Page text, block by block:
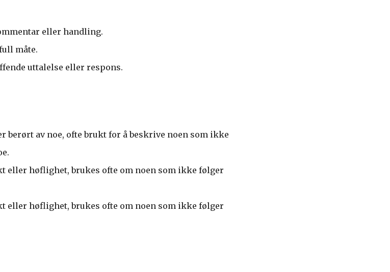
eller handling.
måte.
uttalelse eller respons.
berørt av noe, ofte brukt for å beskrive noen som ikke
eller høflighet, brukes ofte om noen som ikke følger
eller høflighet, brukes ofte om noen som ikke følger